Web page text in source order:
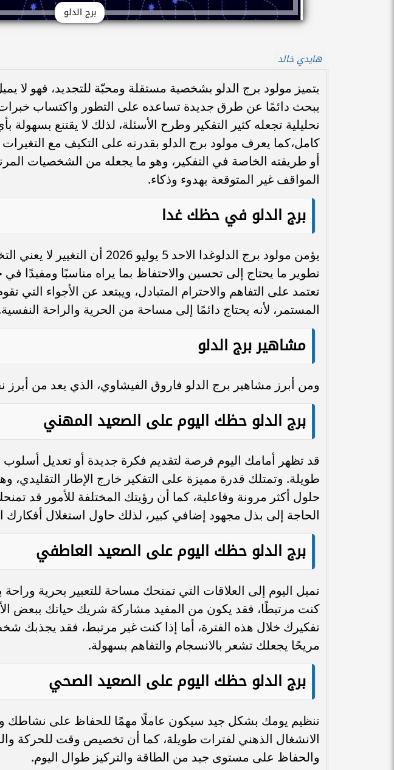
برج الدلو
هايدي خالد
يتميز مولود برج الدلو بشخصية مستقلة ومحبّة للتجديد، فهو لا
يبحث دائمًا عن طرق جديدة تساعده على التطور واكتساب خبرات
تحليلية تجعله كثير التفكير وطرح الأسئلة، لذلك لا يقتنع
كامل،كما يعرف مولود برج الدلو بقدرته على التكيف مع التغيرات
أو طريقته الخاصة في التفكير، وهو ما يجعله من الشخصيات
المواقف غير المتوقعة بهدوء وذكاء.
برج الدلو في حظك غدا
يؤمن مولود برج الدلوغدا الاحد 5
تطوير ما يحتاج إلى تحسين والاحتفاظ بما يراه مناسبًا ومفيدًا في
تعتمد على التفاهم والاحترام المتبادل، ويبتعد عن الأجواء
المستمر، لأنه يحتاج دائمًا إلى مساحة من الحرية والراحة
مشاهير برج الدلو
ومن أبرز مشاهير برج الدلو فاروق الفيشاوي، الذي يعد من أبرز
برج الدلو حظك اليوم على الصعيد المهني
قد تظهر أمامك اليوم فرصة لتقديم فكرة جديدة أو تعديل
طويلة. وتمتلك قدرة مميزة على التفكير خارج الإطار
حلول أكثر مرونة وفاعلية، كما أن رؤيتك المختلفة للأمور قد
الحاجة إلى بذل مجهود إضافي كبير، لذلك حاول استغلال
برج الدلو حظك اليوم على الصعيد العاطفي
تميل اليوم إلى العلاقات التي تمنحك مساحة للتعبير بحرية وراحة
كنت مرتبطًا، فقد يكون من المفيد مشاركة شريك حياتك ببعض
تفكيرك خلال هذه الفترة، أما إذا كنت غير مرتبط، فقد يجذبك
مريحًا يجعلك تشعر بالانسجام والتفاهم بسهولة.
برج الدلو حظك اليوم على الصعيد الصحي
تنظيم يومك بشكل جيد سيكون عاملًا مهمًا للحفاظ على نشاطك
الانشغال الذهني لفترات طويلة، كما أن تخصيص وقت للحركة
والحفاظ على مستوى جيد من الطاقة والتركيز طوال اليوم.